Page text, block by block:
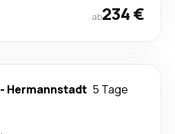
ab234 €
- Hermannstadt 5 Tage